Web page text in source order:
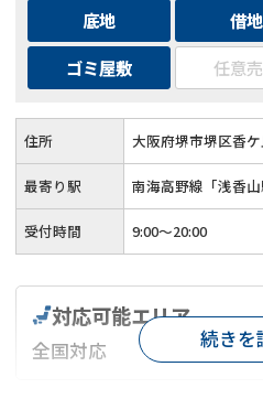
底地
借地
ゴミ屋敷
任意
住所 大阪府堺市堺区香
最寄り駅 南海高野線「浅香
受付時間 9:00～20:00
対応可能エリア
全国対応 続きを